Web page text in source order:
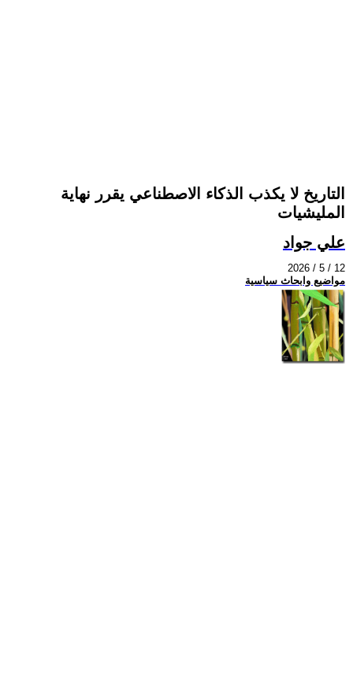
التاريخ لا يكذب الذكاء الاصطناعي يقرر نهاية
المليشيات
علي جواد
2026 / 5 / 12
مواضيع وابحاث سياسية